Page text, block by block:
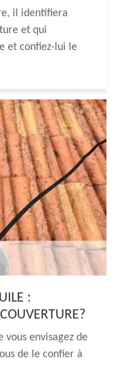
il identifiera
et qui
et confiez-lui le
:
vous envisagez de
de le confier à